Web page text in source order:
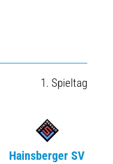
1. Spieltag
Hainsberger SV